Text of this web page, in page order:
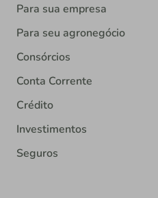
Para sua empresa
Para seu agronegócio
Consórcios
Conta Corrente
Crédito
Investimentos
Seguros